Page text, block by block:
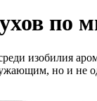
по
изобилия
но и не